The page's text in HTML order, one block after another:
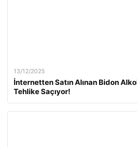
13/12/2025
İnternetten Satın Alınan Bidon
Tehlike Saçıyor!